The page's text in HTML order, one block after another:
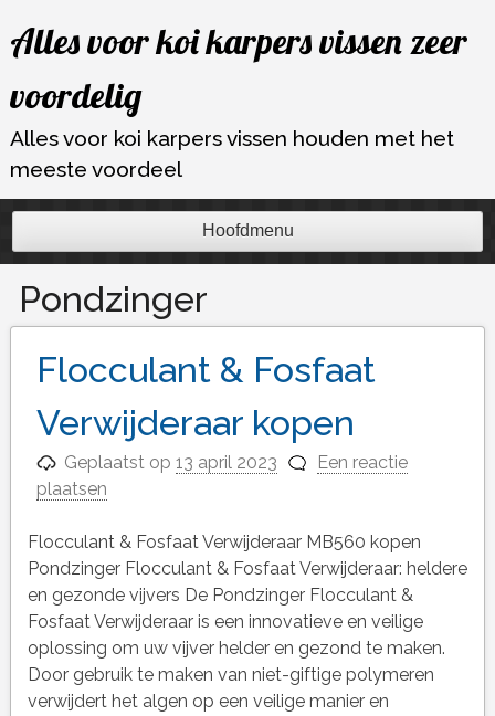
naar
inhoud
Alles voor koi karpers vissen zeer
voordelig
Alles voor koi karpers vissen houden met het
meeste voordeel
Hoofdmenu
Pondzinger
Flocculant & Fosfaat
Verwijderaar kopen
Geplaatst op13 april 2023
Een reactie
plaatsen
Flocculant & Fosfaat Verwijderaar MB560 kopen
Pondzinger Flocculant & Fosfaat Verwijderaar: heldere
en gezonde vijvers De Pondzinger Flocculant &
Fosfaat Verwijderaar is een innovatieve en veilige
oplossing om uw vijver helder en gezond te maken.
Door gebruik te maken van niet-giftige polymeren
verwijdert het algen op een veilige manier en